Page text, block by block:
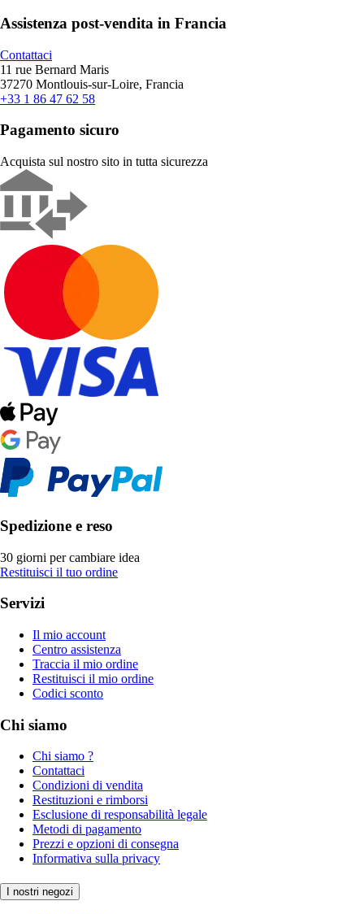
Assistenza post-vendita in Francia
Contattaci
11 rue Bernard Maris
37270 Montlouis-sur-Loire, Francia
+33 1 86 47 62 58
Pagamento sicuro
Acquista sul nostro sito in tutta sicurezza
Spedizione e reso
30 giorni per cambiare idea
Restituisci il tuo ordine
Servizi
Il mio account
Centro assistenza
Traccia il mio ordine
Restituisci il mio ordine
Codici sconto
Chi siamo
Chi siamo ?
Contattaci
Condizioni di vendita
Restituzioni e rimborsi
Esclusione di responsabilità legale
Metodi di pagamento
Prezzi e opzioni di consegna
Informativa sulla privacy
I nostri negozi